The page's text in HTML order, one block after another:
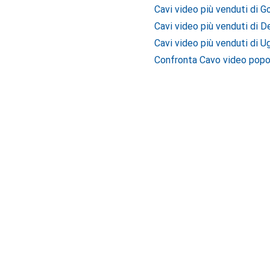
Cavi video più venduti di
Cavi video più venduti di
Cavi video più venduti di
Confronta Cavo video